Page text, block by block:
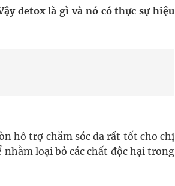
detox là gì và nó có thực sự hiệu
hỗ trợ chăm sóc da rất tốt cho chị
loại bỏ các chất độc hại trong